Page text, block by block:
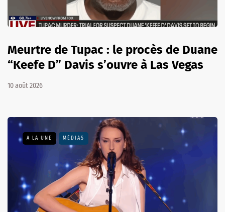
Meurtre de Tupac : le procès de Duane
“Keefe D” Davis s’ouvre à Las Vegas
10 août 2026
A LA UNE MÉDIAS